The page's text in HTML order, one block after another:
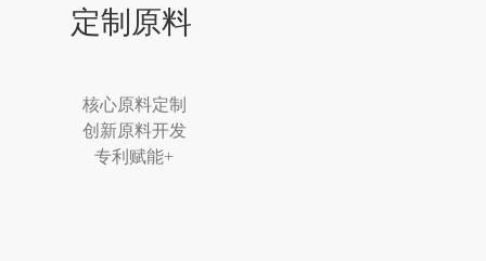
定制原料
核心原料定制
创新原料开发
专利赋能+